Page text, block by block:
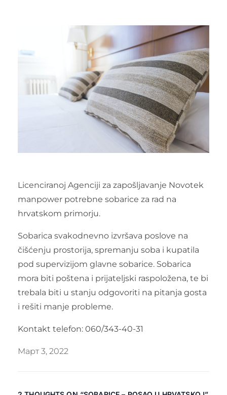
Licenciranoj Agenciji za zapošljavanje Novotek
manpower potrebne sobarice za rad na
hrvatskom primorju.
Sobarica svakodnevno izvršava poslove na
čišćenju prostorija, spremanju soba i kupatila
pod supervizijom glavne sobarice. Sobarica
mora biti poštena i prijateljski raspoložena, te bi
trebala biti u stanju odgovoriti na pitanja gosta
i rešiti manje probleme.
Kontakt telefon: 060/343-40-31
Март 3, 2022